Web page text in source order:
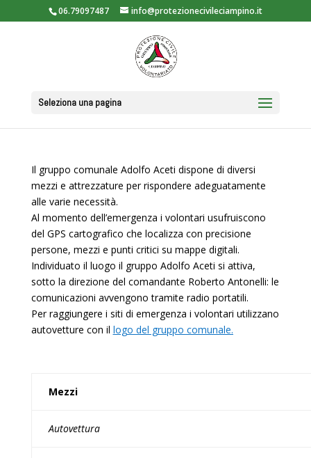
06.79097487 info@protezionecivileciampino.it
Seleziona una pagina
Il gruppo comunale Adolfo Aceti dispone di diversi
mezzi e attrezzature per rispondere adeguatamente
alle varie necessità.
Al momento dell’emergenza i volontari usufruiscono
del GPS cartografico che localizza con precisione
persone, mezzi e punti critici su mappe digitali.
Individuato il luogo il gruppo Adolfo Aceti si attiva,
sotto la direzione del comandante Roberto Antonelli: le
comunicazioni avvengono tramite radio portatili.
Per raggiungere i siti di emergenza i volontari utilizzano
autovetture con il logo del gruppo comunale.
Mezzi
Autovettura